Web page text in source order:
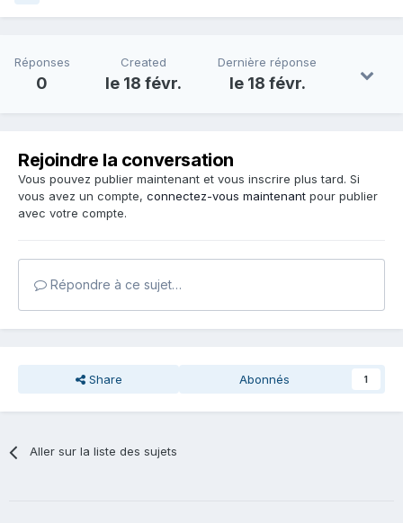
Réponses
0
Created
le 18 févr.
Dernière réponse
le 18 févr.
Rejoindre la conversation
Vous pouvez publier maintenant et vous inscrire plus tard. Si
vous avez un compte, connectez-vous maintenant pour publier
avec votre compte.
Répondre à ce sujet…
Share Abonnés 1
Aller sur la liste des sujets